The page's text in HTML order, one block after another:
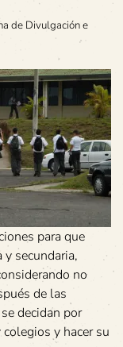
de Divulgación e
para que
secundaria,
no
de las
decidan por
y hacer su